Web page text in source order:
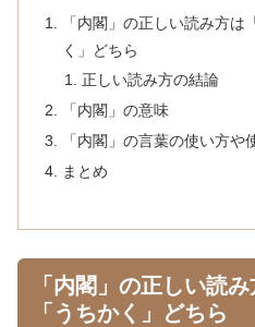
「内閣」の正しい読み方
く」どちら
正しい読み方の結論
「内閣」の意味
「内閣」の言葉の使い方や
まとめ
「内閣」の正しい読
「うちかく」どちら